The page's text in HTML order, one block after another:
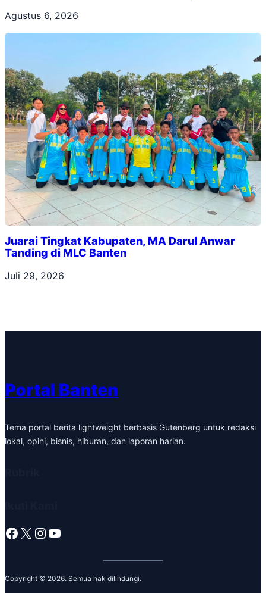
Agustus 6, 2026
Juarai Tingkat Kabupaten, MA Darul Anwar
Tanding di MLC Banten
Juli 29, 2026
Portal Banten
Tema portal berita lightweight berbasis Gutenberg untuk redaksi
lokal, opini, bisnis, hiburan, dan laporan harian.
Facebook X Instagram YouTube
Copyright © 2026. Semua hak dilindungi.